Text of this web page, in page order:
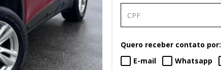
Quero receber contato por:
E-mail
Whatsapp